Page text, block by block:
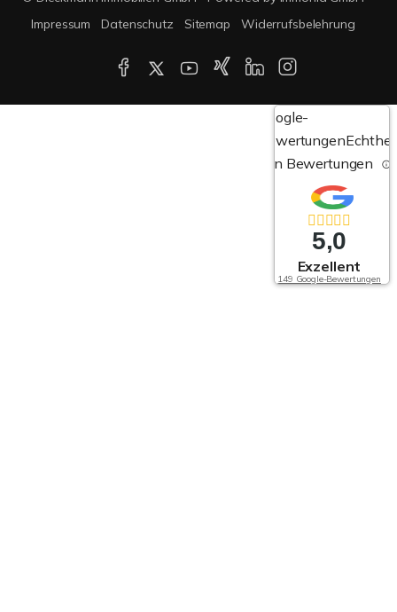
Impressum
Datenschutz Sitemap Widerrufsbelehrung
Google-
Bewertungen
von Bewertungen
5,0
Exzellent
149 Google-Bewertungen